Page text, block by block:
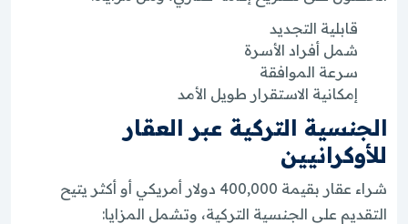
قابلية التجديد
شمل أفراد الأسرة
سرعة الموافقة
إمكانية الاستقرار طويل الأمد
الجنسية التركية عبر العقار
للأوكرانيين
شراء عقار بقيمة 400,000 دولار أمريكي أو أكثر يتيح
التقديم على الجنسية التركية، وتشمل المزايا: